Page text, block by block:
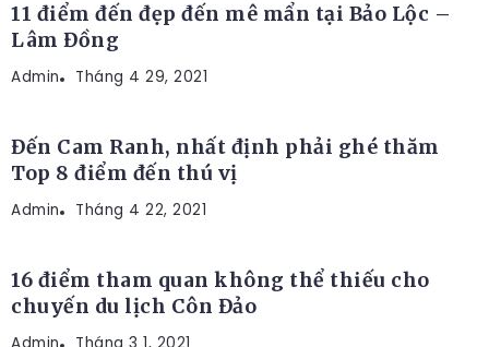
11 điểm đến đẹp đến mê mẩn tại Bảo Lộc –
Lâm Đồng
Admin Tháng 4 29, 2021
ĐỊA ĐIỂM DU LỊCH
Đến Cam Ranh, nhất định phải ghé thăm
Top 8 điểm đến thú vị
Admin Tháng 4 22, 2021
ĐỊA ĐIỂM DU LỊCH
16 điểm tham quan không thể thiếu cho
chuyến du lịch Côn Đảo